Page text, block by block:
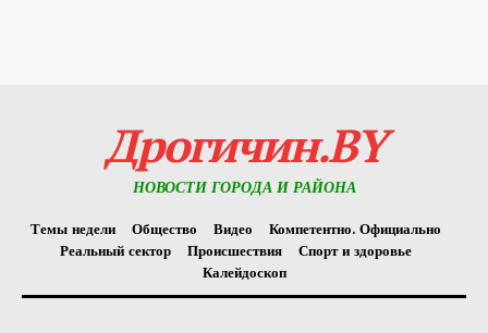
Дрогичин.BY
НОВОСТИ ГОРОДА И РАЙОНА
Темы недели Общество Видео
Компетентно. Официально
Реальный сектор
Происшествия
Спорт и здоровье
Калейдоскоп